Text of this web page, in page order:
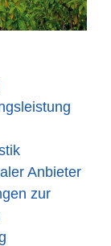
Anbieter
zur